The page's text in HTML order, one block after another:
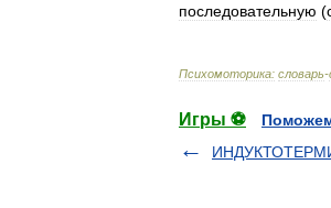
последовательную (
Психомоторика: cловарь-
Игры ⚽